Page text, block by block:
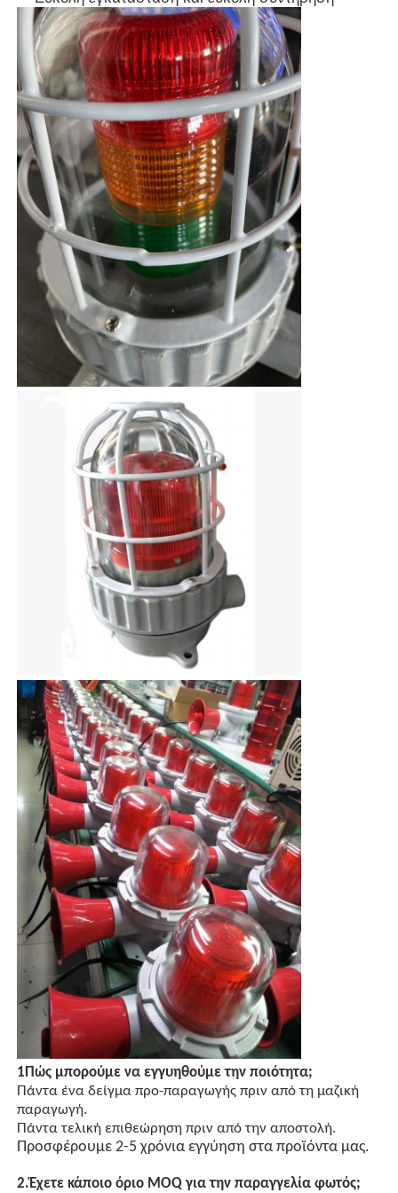
1Πώς μπορούμε να εγγυηθούμε την ποιότητα;
Πάντα ένα δείγμα προ-παραγωγής πριν από τη μαζική
παραγωγή.
Πάντα τελική επιθεώρηση πριν από την αποστολή.
Προσφέρουμε 2-5 χρόνια εγγύηση στα προϊόντα μας.
2.Έχετε κάποιο όριο MOQ για την παραγγελία φωτός;